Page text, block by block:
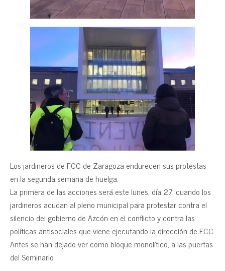
Los jardineros de FCC de Zaragoza endurecen sus protestas
en la segunda semana de huelga.
La primera de las acciones será este lunes, día 27, cuando los
jardineros acudan al pleno municipal para protestar contra el
silencio del gobierno de Azcón en el conflicto y contra las
políticas antisociales que viene ejecutando la dirección de FCC.
Antes se han dejado ver como bloque monolítico, a las puertas
del Seminario